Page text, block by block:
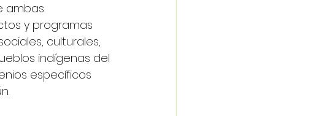
ambas
y programas
culturales,
indígenas del
específicos